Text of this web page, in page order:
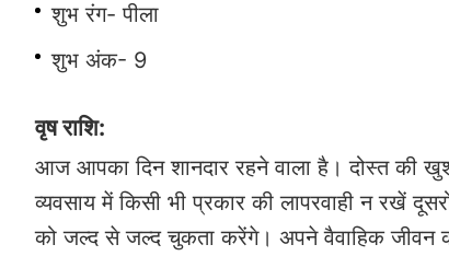
शुभ रंग- पीला
शुभ अंक- 9
वृष राशि:
आज आपका दिन शानदार रहने वाला है। दोस्त की
व्यवसाय में किसी भी प्रकार की लापरवाही न रखें
को जल्द से जल्द चुकता करेंगे। अपने वैवाहिक